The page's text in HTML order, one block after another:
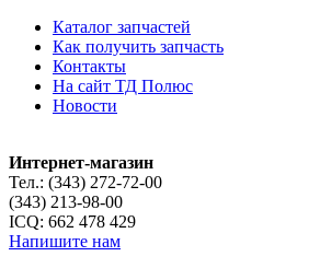
Каталог запчастей
Как получить запчасть
Контакты
На сайт ТД Полюс
Новости
Интернет-магазин
Тел.: (343) 272-72-00
(343) 213-98-00
ICQ: 662 478 429
Напишите нам